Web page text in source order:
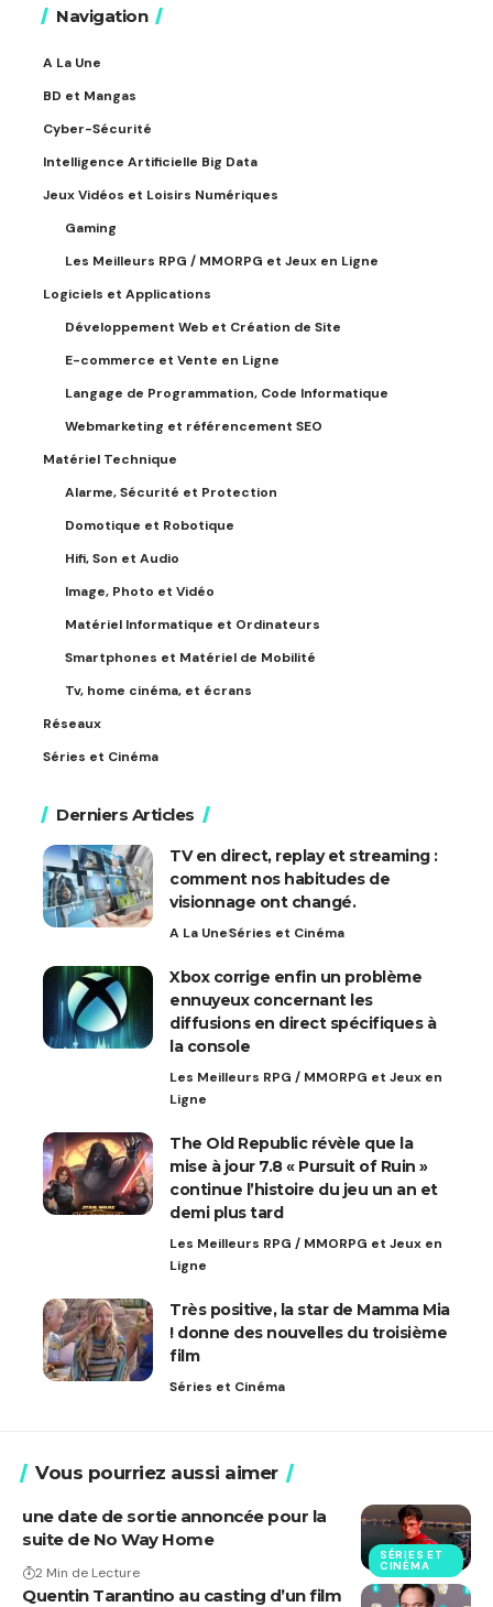
Navigation
A La Une
BD et Mangas
Cyber-Sécurité
Intelligence Artificielle Big Data
Jeux Vidéos et Loisirs Numériques
Gaming
Les Meilleurs RPG / MMORPG et Jeux en Ligne
Logiciels et Applications
Développement Web et Création de Site
E-commerce et Vente en Ligne
Langage de Programmation, Code Informatique
Webmarketing et référencement SEO
Matériel Technique
Alarme, Sécurité et Protection
Domotique et Robotique
Hifi, Son et Audio
Image, Photo et Vidéo
Matériel Informatique et Ordinateurs
Smartphones et Matériel de Mobilité
Tv, home cinéma, et écrans
Réseaux
Séries et Cinéma
Derniers Articles
TV en direct, replay et streaming :
comment nos habitudes de
visionnage ont changé.
A La UneSéries et Cinéma
Xbox corrige enfin un problème
ennuyeux concernant les
diffusions en direct spécifiques à
la console
Les Meilleurs RPG / MMORPG et Jeux en
Ligne
The Old Republic révèle que la
mise à jour 7.8 « Pursuit of Ruin »
continue l’histoire du jeu un an et
demi plus tard
Les Meilleurs RPG / MMORPG et Jeux en
Ligne
Très positive, la star de Mamma Mia
! donne des nouvelles du troisième
film
Séries et Cinéma
Vous pourriez aussi aimer
SÉRIES ET
CINÉMA
une date de sortie annoncée pour la
suite de No Way Home
2 Min de Lecture
Quentin Tarantino au casting d’un film